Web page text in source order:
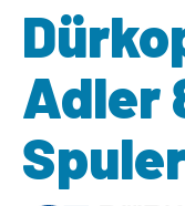
Adler